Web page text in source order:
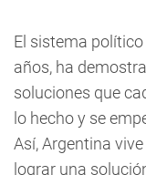
El sistema
años, ha
soluciones que
lo hecho y se
Así, Argentina
lograr una